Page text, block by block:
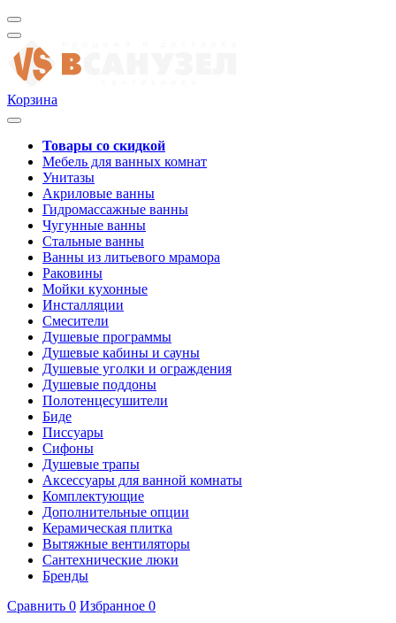
Корзина
Товары со скидкой
Мебель для ванных комнат
Унитазы
Акриловые ванны
Гидромассажные ванны
Чугунные ванны
Стальные ванны
Ванны из литьевого мрамора
Раковины
Мойки кухонные
Инсталляции
Смесители
Душевые программы
Душевые кабины и сауны
Душевые уголки и ограждения
Душевые поддоны
Полотенцесушители
Биде
Писсуары
Сифоны
Душевые трапы
Аксессуары для ванной комнаты
Комплектующие
Дополнительные опции
Керамическая плитка
Вытяжные вентиляторы
Сантехнические люки
Бренды
Сравнить 0 Избранное 0